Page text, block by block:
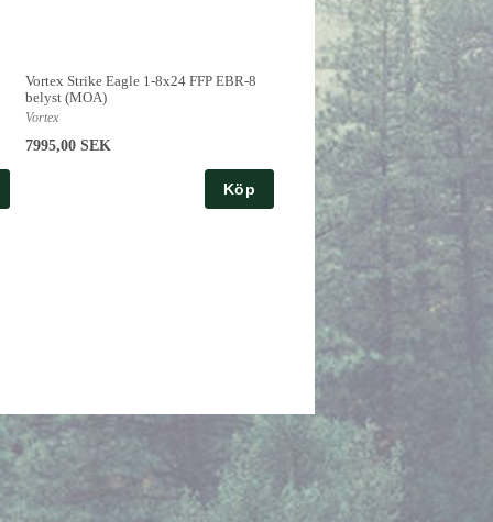
Vortex Strike Eagle 1-8x24 FFP EBR-8
belyst (MOA)
Vortex
7995,00 SEK
Köp